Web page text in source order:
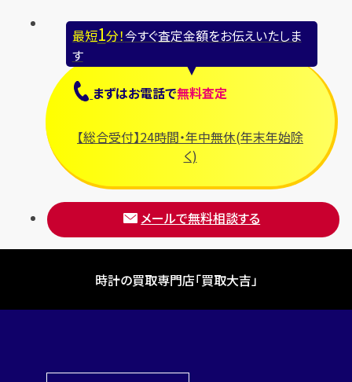
最短1分！今すぐ査定金額をお伝えいたしま
す
まずはお電話で無料査定
【総合受付】24時間・年中無休(年末年始除
く)
メールで無料相談する
時計の買取専門店「買取大吉」